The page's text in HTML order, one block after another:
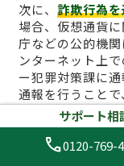
次に、 詐欺行為
場合、仮想通貨
庁などの公的機
ンターネット上
ー犯罪対策課に
通報を行うこと
とにもつながり
が確認できる場
ことが効果的で
サポート相
call0120-769-